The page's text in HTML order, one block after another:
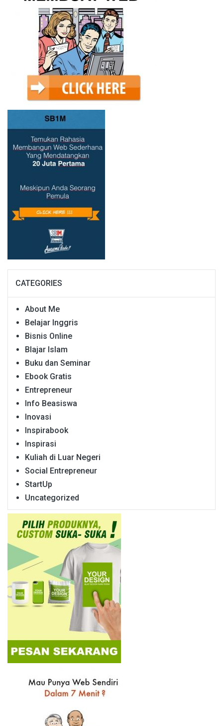
CATEGORIES
About Me
Belajar Inggris
Bisnis Online
Blajar Islam
Buku dan Seminar
Ebook Gratis
Entrepreneur
Info Beasiswa
Inovasi
Inspirabook
Inspirasi
Kuliah di Luar Negeri
Social Entrepreneur
StartUp
Uncategorized